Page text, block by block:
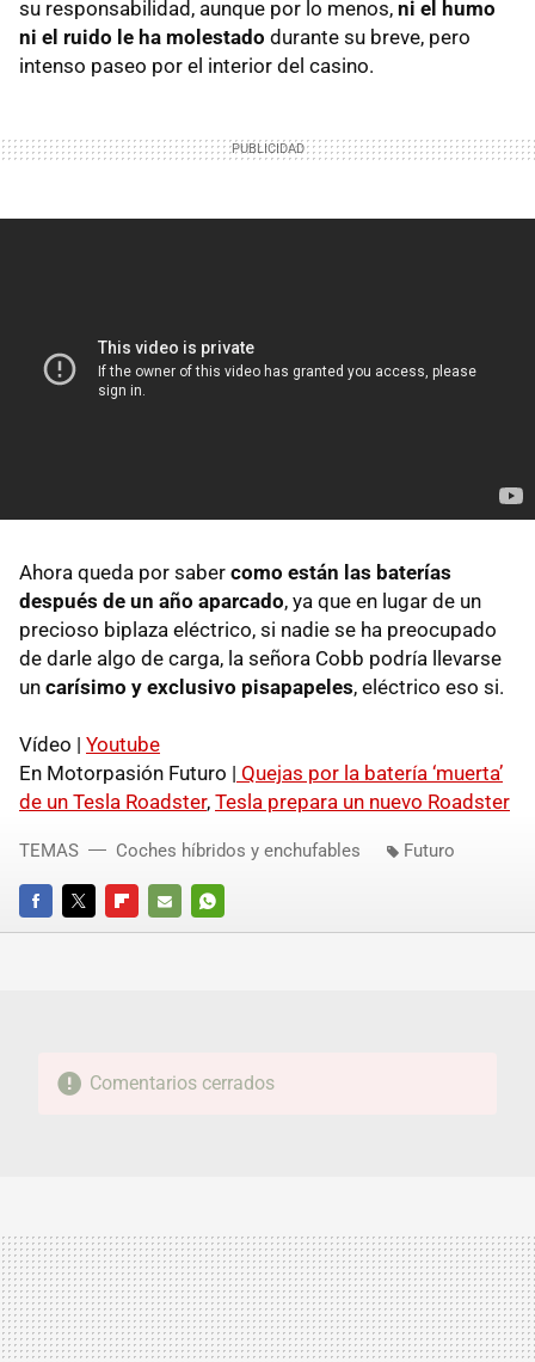
su responsabilidad, aunque por lo menos, ni el humo
ni el ruido le ha molestado durante su breve, pero
intenso paseo por el interior del casino.
Ahora queda por saber como están las baterías
después de un año aparcado, ya que en lugar de un
precioso biplaza eléctrico, si nadie se ha preocupado
de darle algo de carga, la señora Cobb podría llevarse
un carísimo y exclusivo pisapapeles, eléctrico eso si.
Vídeo | Youtube
En Motorpasión Futuro | Quejas por la batería ‘muerta’
de un Tesla Roadster, Tesla prepara un nuevo Roadster
FACEBOOKTWITTERFLIPBOARD
E-
WHATSAPP
TEMAS Coches híbridos y enchufables Futuro
Comentarios cerrados